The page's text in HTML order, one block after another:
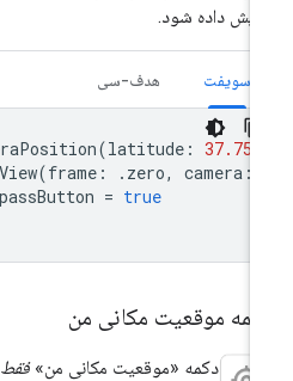
داده شود.
سویفت هدف-سی
(latitude:
(frame : .zero, camera
compassButton = true
موقعیت مکانی من
دکمه «موقعیت مکانی من»فقط